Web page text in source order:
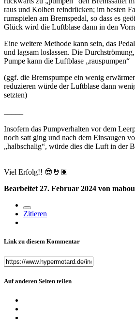
raus und Kolben reindrücken; im besten
rumspielen am Bremspedal, so dass es
Glück wird die Luftblase dann in den
Eine weitere Methode kann sein, das
und lagsam loslassen. Die
Pumpe kann die Luftblase „rauspumpen“
(ggf. die Bremspumpe ein wenig
reduzieren würde der Luftblase dann
setzten)
Insofern das Pumpverhalten vor dem
noch satt ging und nach dem Einsaugen
„halbschalig“, würde dies die Luft in der
Viel Erfolg!! 😎 🤘🏽
Bearbeitet 27. Februar 2024 von
Zitieren
Link zu diesem Kommentar
Auf anderen Seiten teilen